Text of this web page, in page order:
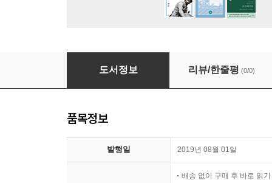
1970년대 사회 변동과 자기 재현 - AKS 사회총
도서정보 리뷰/한줄평 (0/0)
품목정보
발행일 2019년 08월 01일
배송 없이 구매 후 바로 읽기